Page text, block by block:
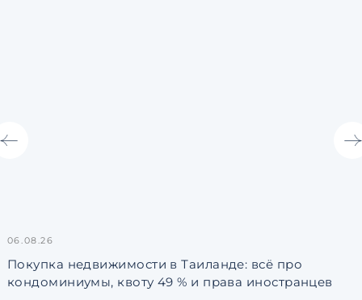
06.08.26
Покупка недвижимости в Таиланде: всё про
кондоминиумы, квоту 49 % и права иностранцев